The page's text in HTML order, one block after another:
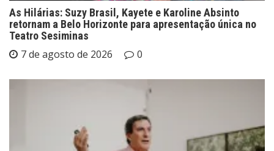
As Hilárias: Suzy Brasil, Kayete e Karoline Absinto
retornam a Belo Horizonte para apresentação única no
Teatro Sesiminas
7 de agosto de 2026 0